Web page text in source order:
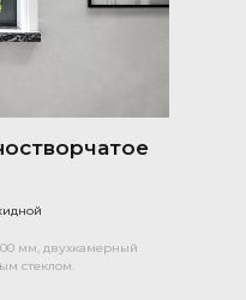
мм, двухкамерный
стеклом.